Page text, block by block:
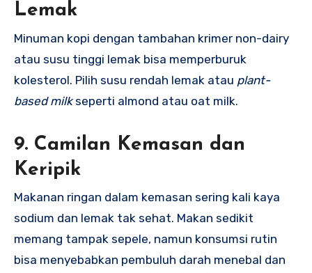
Lemak
Minuman kopi dengan tambahan krimer non-dairy
atau susu tinggi lemak bisa memperburuk
kolesterol. Pilih susu rendah lemak atau plant-
based milkseperti almond atau oat milk.
9. Camilan Kemasan dan
Keripik
Makanan ringan dalam kemasan sering kali kaya
sodium dan lemak tak sehat. Makan sedikit
memang tampak sepele, namun konsumsi rutin
bisa menyebabkan pembuluh darah menebal dan